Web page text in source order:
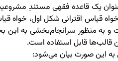
یک قاعده فقهی مستندِ
قیاس اقترانی شکل اول، خواه
و به منظور سرانجام‌بخشی به
قالب‌ها قابل استفاده است.